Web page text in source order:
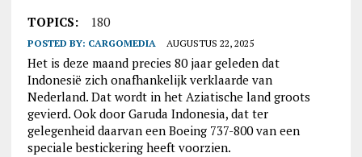
TOPICS: 180
POSTED BY: CARGOMEDIA AUGUSTUS 22, 2025
Het is deze maand precies 80 jaar geleden dat
Indonesië zich onafhankelijk verklaarde van
Nederland. Dat wordt in het Aziatische land groots
gevierd. Ook door Garuda Indonesia, dat ter
gelegenheid daarvan een Boeing 737-800 van een
speciale bestickering heeft voorzien.